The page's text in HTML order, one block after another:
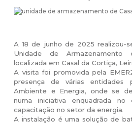
A 18 de junho de 2025 realizou-
Unidade de Armazenamento
localizada em Casal da Cortiça,
A visita foi promovida pela
presença de várias entidades
Ambiente e Energia, onde se
numa iniciativa enquadrada
capacitação no setor da energia.
A instalação é uma solução de